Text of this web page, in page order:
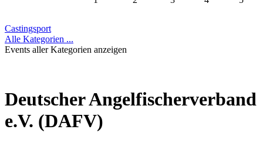
Castingsport
Alle Kategorien ...
Events aller Kategorien anzeigen
Deutscher Angelfischerverband
e.V. (DAFV)